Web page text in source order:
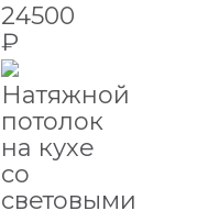
24500
₽
Натяжной
потолок
на кухе
со
световыми